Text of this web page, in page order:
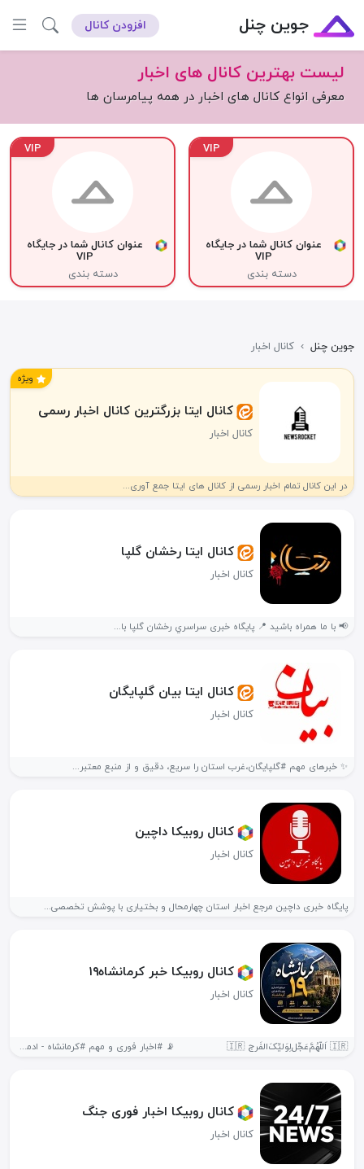
جوین چنل افزودن کانال
لیست بهترین کانال های اخبار
معرفی انواع کانال های اخبار در همه پیامرسان ها
VIP
عنوان کانال شما در جایگاه
VIP
دسته بندی
VIP
عنوان کانال شما در جایگاه
VIP
دسته بندی
جوین چنل › کانال اخبار
ویژه
کانال ایتا بزرگترین کانال اخبار رسمی
کانال اخبار
در این کانال تمام اخبار رسمی از کانال های ایتا جمع آوری...
کانال ایتا رخشان گلپا
کانال اخبار
📢 با ما همراه باشید 📍 پایگاه خبری سراسري رخشان گلپا با...
کانال ایتا بیان گلپایگان
کانال اخبار
✨ خبرهای مهم #گلپایگان،غرب استان را سریع، دقیق و از منبع معتبر...
کانال روبیکا داچین
کانال اخبار
پایگاه خبری داچین مرجع اخبار استان چهارمحال و بختیاری با پوشش تخصصی...
کانال روبیکا خبر کرمانشاه۱۹
کانال اخبار
🇮🇷 اَللّهُمَّ‌عَجِّل‌لِوَلیِّکَ‌الفَرج 🇮🇷 📡 #اخبار فوری و مهم #کرمانشاه - ادمین-Elleery@ کانال...
کانال روبیکا اخبار فوری جنگ
کانال اخبار